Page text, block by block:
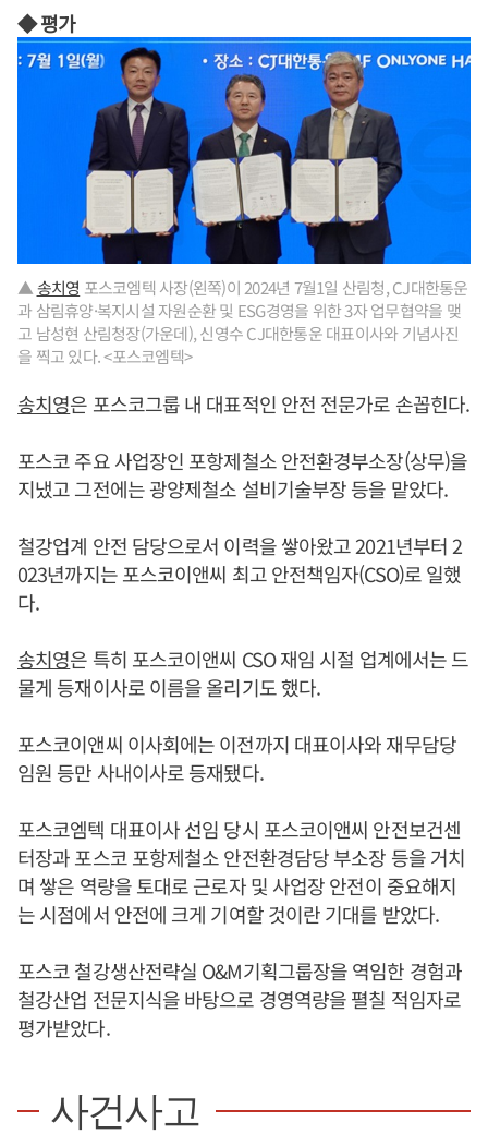
◆ 평가
▲송치영 포스코엠텍 사장(왼쪽)이 2024년 7월1일 산림청, CJ대한통운
과 삼림휴양·복지시설 자원순환 및 ESG경영을 위한 3자 업무협약을 맺
고 남성현 산림청장(가운데), 신영수 CJ대한통운 대표이사와 기념사진
을 찍고 있다. <포스코엠텍>
송치영은 포스코그룹 내 대표적인 안전 전문가로 손꼽힌다.
포스코 주요 사업장인 포항제철소 안전환경부소장(상무)을
지냈고 그전에는 광양제철소 설비기술부장 등을 맡았다.
철강업계 안전 담당으로서 이력을 쌓아왔고 2021년부터 2
023년까지는 포스코이앤씨 최고 안전책임자(CSO)로 일했
다.
송치영은 특히 포스코이앤씨 CSO 재임 시절 업계에서는 드
물게 등재이사로 이름을 올리기도 했다.
포스코이앤씨 이사회에는 이전까지 대표이사와 재무담당
임원 등만 사내이사로 등재됐다.
포스코엠텍 대표이사 선임 당시 포스코이앤씨 안전보건센
터장과 포스코 포항제철소 안전환경담당 부소장 등을 거치
며 쌓은 역량을 토대로 근로자 및 사업장 안전이 중요해지
는 시점에서 안전에 크게 기여할 것이란 기대를 받았다.
포스코 철강생산전략실 O&M기획그룹장을 역임한 경험과
철강산업 전문지식을 바탕으로 경영역량을 펼칠 적임자로
평가받았다.
사건사고